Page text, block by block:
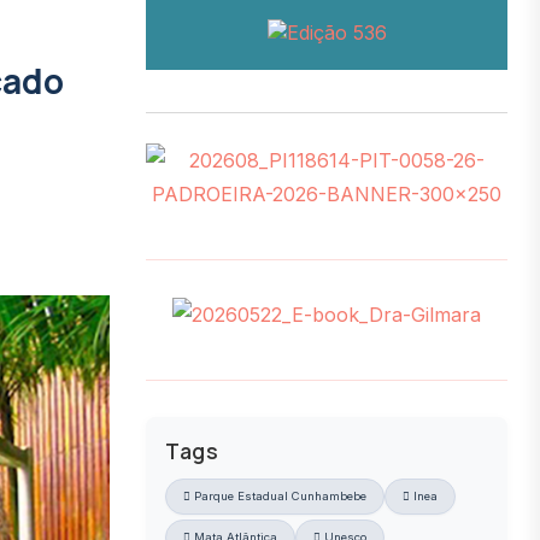
Tags
Parque Estadual Cunhambebe Inea
Mata Atlântica Unesco